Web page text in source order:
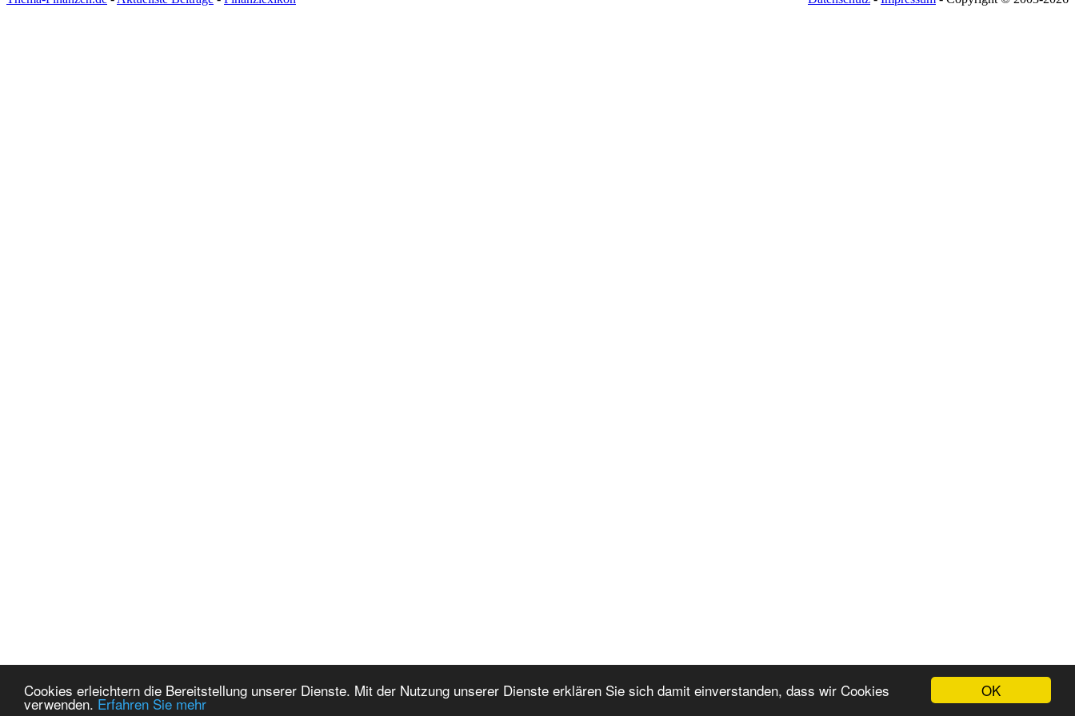
OK
Cookies erleichtern die Bereitstellung unserer Dienste. Mit der Nutzung unserer Dienste erklären Sie sich damit einverstanden, dass wir Cookies
verwenden. Erfahren Sie mehr